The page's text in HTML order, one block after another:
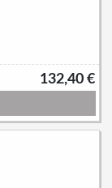
132,40 €